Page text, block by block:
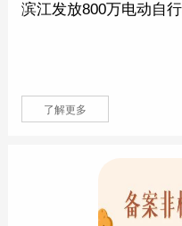
滨江发放800万电动自
了解更多